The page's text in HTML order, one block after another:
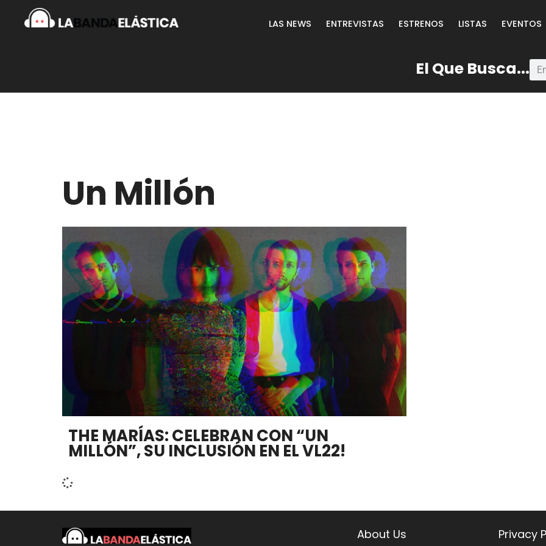
LAS NEWS ENTREVISTAS ESTRENOS LISTAS EVENTOS
El Que Busca...
Un Millón
THE MARÍAS: CELEBRAN CON “UN
MILLÓN”, SU INCLUSIÓN EN EL VL22!
About Us
Privacy